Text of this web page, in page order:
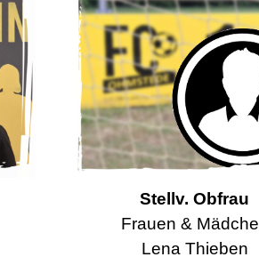
Stellv. Obfrau
Frauen &
Lena Thieben